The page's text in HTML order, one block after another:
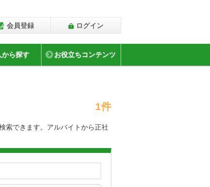
ログイン
会員登録
から探す お役立ちコンテンツ
1件
索できます。アルバイトから正社